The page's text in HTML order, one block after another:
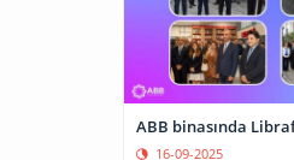
ABB binasında
16-09-2025